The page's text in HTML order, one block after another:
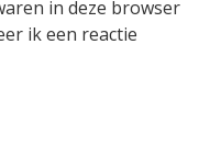
in deze browser
ik een reactie